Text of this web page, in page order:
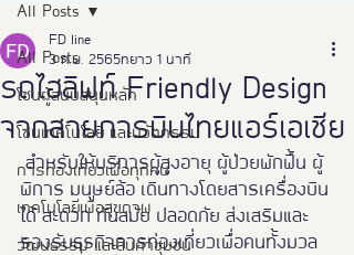
All Posts
โซนผู้สนับสนุนหลัก
โซนเทคโนโลยี และนวัตกรรม
การท่องเที่ยวเพื่อทุกคน
เทคโนโลยีเพื่อสุขภาพ
วัฒนธรรม และสินค้าชุมชน
All Posts
รถไฮลิฟท์ Friendly Design
จากสายการบินไทยแอร์เอเชีย
FD line
3 ก.พ. 2565
ยาว 1 นาที
สำหรับให้บริการผู้สูงอายุ ผู้ป่วยพักฟื้น ผู้
พิการ มนุษย์ล้อ เดินทางโดยสารเครื่องบิน
ได้ สะดวก ทันสมัย ปลอดภัย ส่งเสริมและ
รองรับธุรกิจการท่องเที่ยวเพื่อคนทั้งมวล